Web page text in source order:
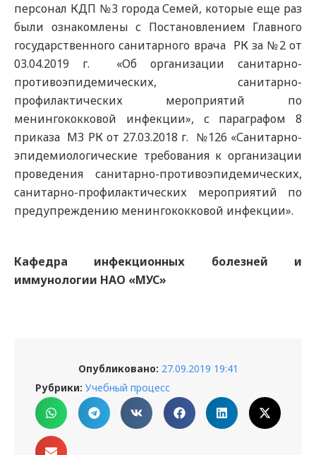
персонал КДП №3 города Семей, которые еще раз
были ознакомлены с Постановлением Главного
государственного санитарного врача РК за №2 от
03.04.2019 г. «Об организации санитарно-
противоэпидемических, санитарно-
профилактических мероприятий по
менингококковой инфекции», с параграфом 8
приказа МЗ РК от 27.03.2018 г. №126 «Санитарно-
эпидемиологические требования к организации
проведения санитарно-противоэпидемических,
санитарно-профилактических мероприятий по
предупреждению менингококковой инфекции».
Кафедра инфекционных болезней и
иммунологии НАО «МУС»
Опубликовано: 27.09.2019 19:41
Рубрики: Учебный процесс